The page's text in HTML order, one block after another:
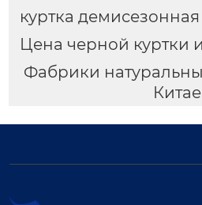
куртка
Цена черной куртки
Фабрики
Китае